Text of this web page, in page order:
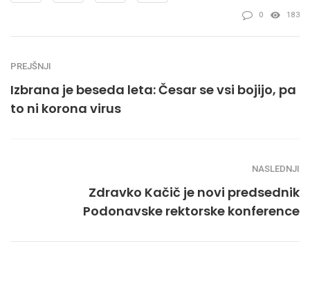
0 183
PREJŠNJI
Izbrana je beseda leta: Česar se vsi bojijo, pa
to ni korona virus
NASLEDNJI
Zdravko Kačič je novi predsednik
Podonavske rektorske konference